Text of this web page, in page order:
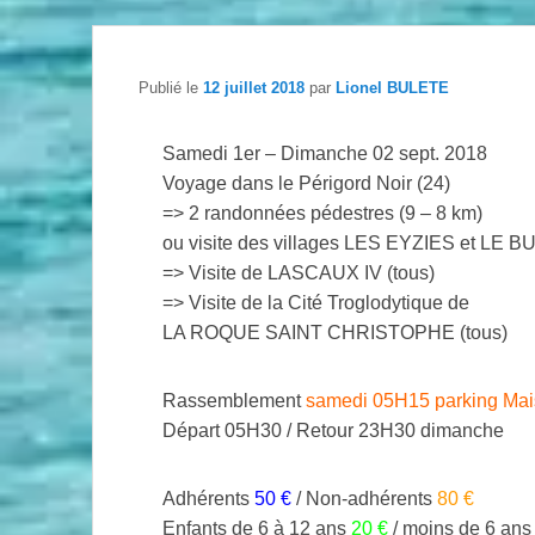
Publié le 12 juillet 2018 par Lionel BULETE
Samedi 1er – Dimanche 02 sept. 2018
Voyage dans le Périgord Noir (24)
=> 2 randonnées pédestres (9 – 8 km)
ou visite des villages LES EYZIES et LE
=> Visite de LASCAUX IV (tous)
=> Visite de la Cité Troglodytique de
LA ROQUE SAINT CHRISTOPHE (tous)
Rassemblementsamedi 05H15 parking
Départ 05H30 / Retour 23H30 dimanche
Adhérents 50 € / Non-adhérents 80 €
Enfants de 6 à 12 ans 20 € / moins de 6